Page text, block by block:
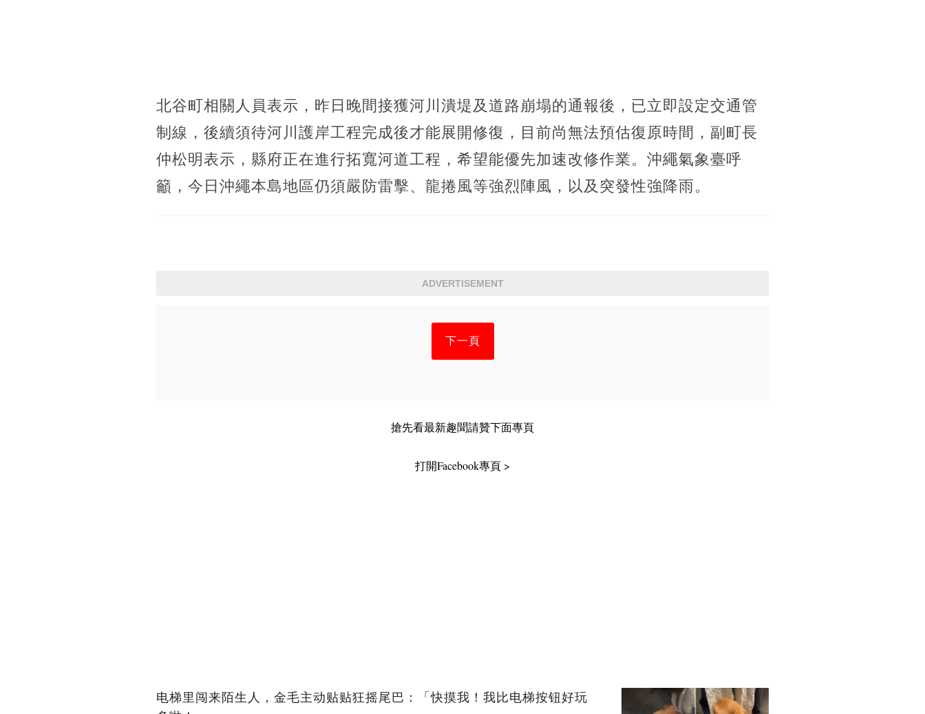
北谷町相關人員表示，昨日晚間接獲河川潰堤及道路崩塌的通報後，已立即設定交通管
制線，後續須待河川護岸工程完成後才能展開修復，目前尚無法預估復原時間，副町長
仲松明表示，縣府正在進行拓寬河道工程，希望能優先加速改修作業。沖繩氣象臺呼
籲，今日沖繩本島地區仍須嚴防雷擊、龍捲風等強烈陣風，以及突發性強降雨。
ADVERTISEMENT
下一頁
搶先看最新趣聞請贊下面專頁
多啦！」